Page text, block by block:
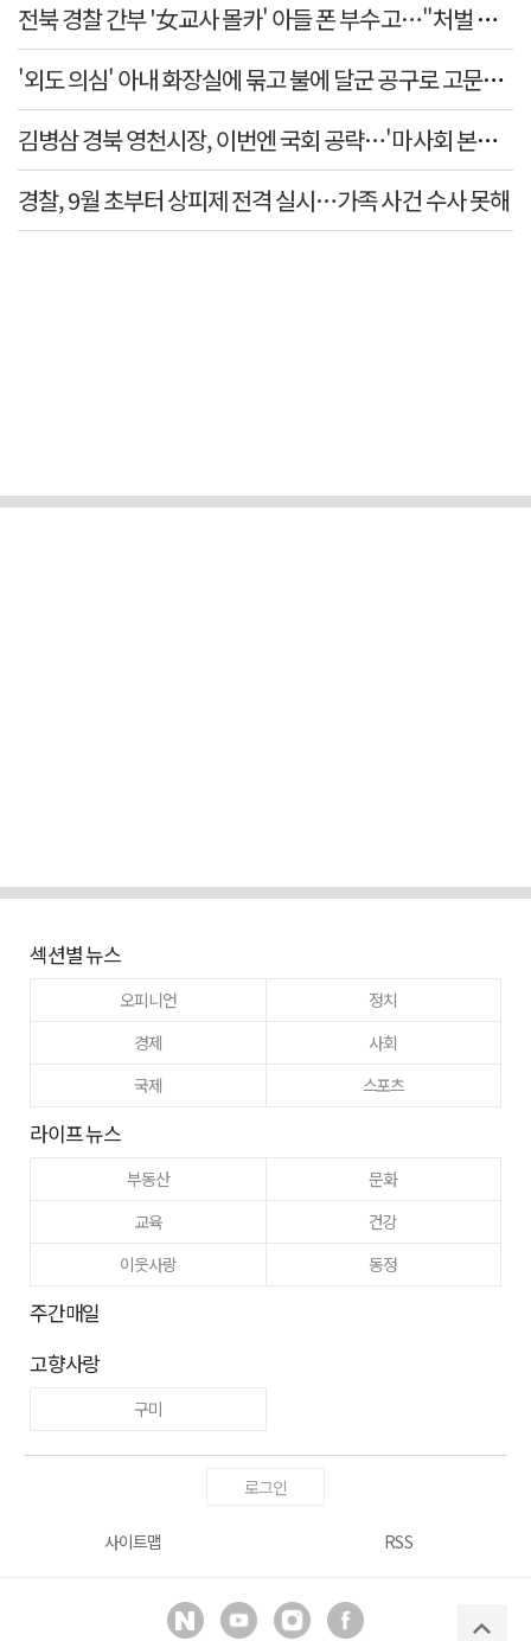
전북 경찰 간부 '女교사 몰카' 아들 폰 부수고…"처벌 못하
'외도 의심' 아내 화장실에 묶고 불에 달군 공구로 고문…남
김병삼 경북 영천시장, 이번엔 국회 공략…'마사회 본사
경찰, 9월 초부터 상피제 전격 실시…가족 사건 수사 못해
섹션별 뉴스
오피니언
정치
경제
사회
국제
스포츠
라이프 뉴스
부동산
문화
교육
건강
이웃사랑
동정
주간매일
고향사랑
구미
로그인
사이트맵 RSS